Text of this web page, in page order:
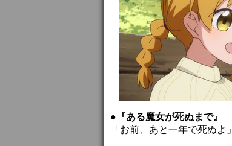
●『ある魔女が死ぬまで』
「お前、あと一年で死ぬよ」